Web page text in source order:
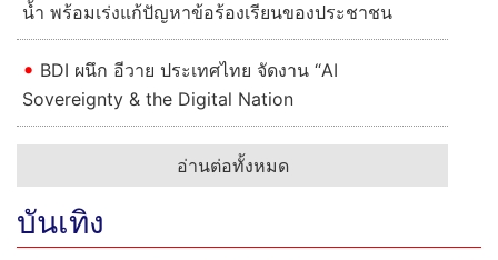
น้ำ พร้อมเร่งแก้ปัญหาข้อร้องเรียนของประชาชน
BDI ผนึก อีวาย ประเทศไทย จัดงาน “AI
Sovereignty & the Digital Nation
อ่านต่อทั้งหมด
บันเทิง